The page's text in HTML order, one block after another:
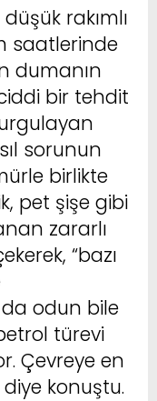
rakımlı
saatlerinde
dumanın
bir tehdit
sorunun
birlikte
pet şişe gibi
zararlı
“bazı
odun bile
türevi
Çevreye en
konuştu.